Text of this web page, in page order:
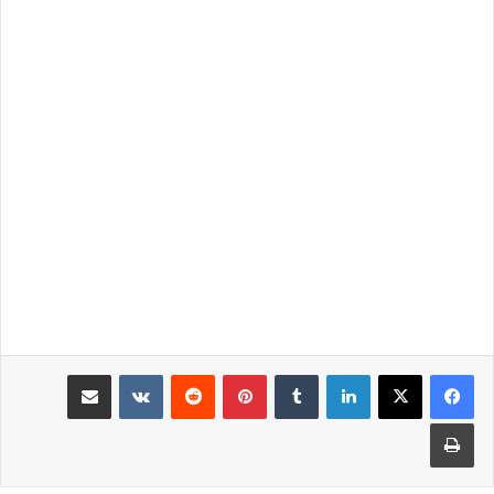
لينكدإن بينتيريست
مشاركة عبر البريد
طباعة